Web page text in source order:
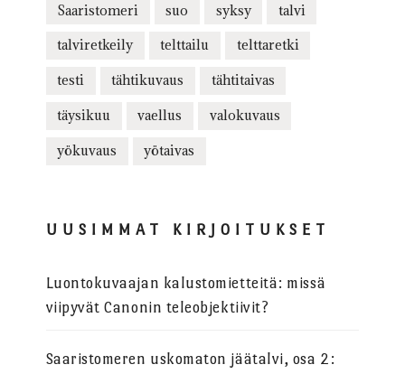
Saaristomeri suo syksy talvi
talviretkeily telttailu telttaretki
testi tähtikuvaus tähtitaivas
täysikuu vaellus valokuvaus
yökuvaus yötaivas
UUSIMMAT KIRJOITUKSET
Luontokuvaajan kalustomietteitä: missä
viipyvät Canonin teleobjektiivit?
Saaristomeren uskomaton jäätalvi, osa 2: